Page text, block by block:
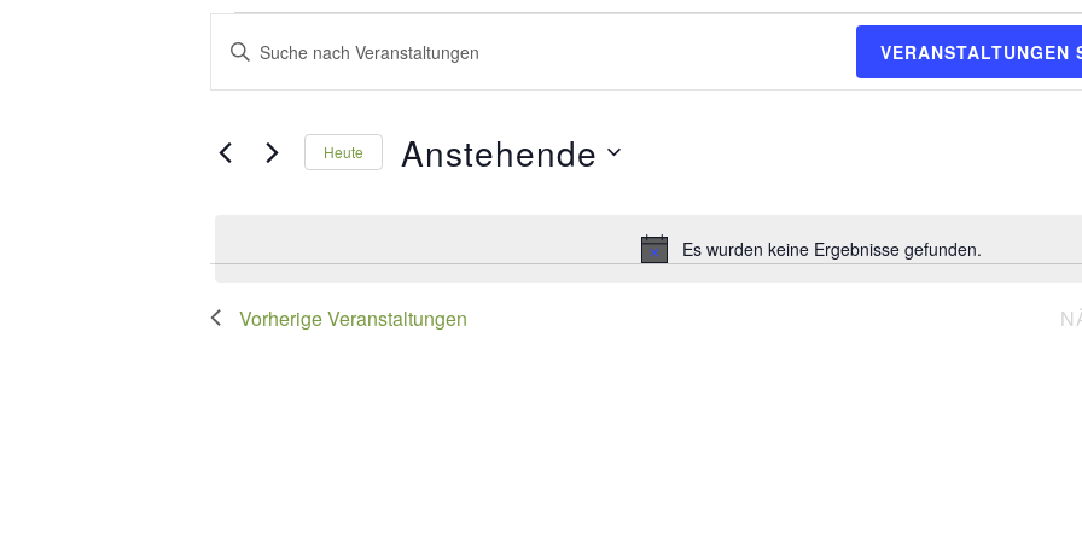
Veranstaltungen
Hinweis
Es wurden keine Ergebnisse gefunden.
Veranstaltungen
Suche
Ansichten,
Bitte
Suche
Schlüsselwort.
VERANSTALTUNGEN
Heute Anstehende
VorherigeVeranstaltungen